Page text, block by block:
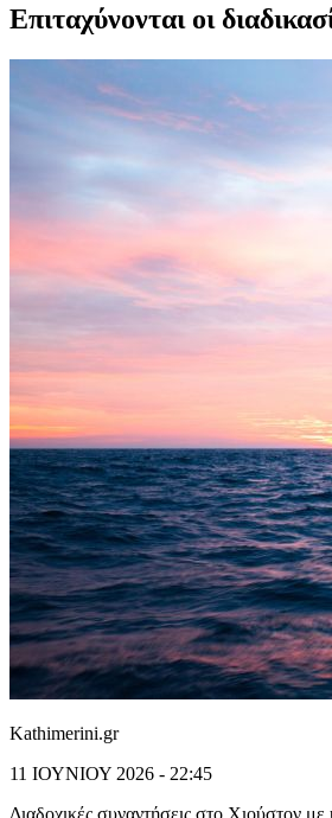
Επιταχύνονται οι
Kathimerini.gr
11 ΙΟΥΝΙΟΥ 2026 - 22:45
Διαδοχικές συναντήσεις στο Χιούστον